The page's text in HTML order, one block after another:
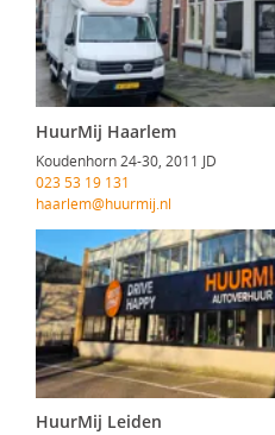
HuurMij Haarlem
Koudenhorn 24-30, 2011 JD
023 53 19 131
haarlem@huurmij.nl
HuurMij Leiden